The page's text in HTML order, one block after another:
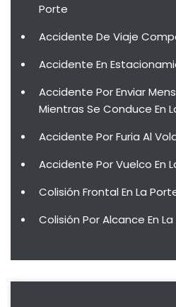
Porte
Accidente De Viaje
Accidente En
Accidente Por Enviar
Mientras Se Conduce En
Accidente Por Furia Al
Accidente Por Vuelco En
Colisión Frontal En La
Colisión Por Alcance En